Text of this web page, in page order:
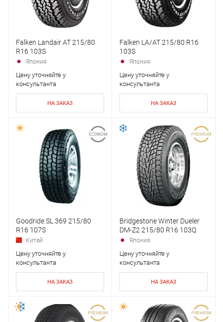
Falken Landair AT 215/80
R16 103S
Япония
Цену уточняйте у
консультанта
НА ЗАКАЗ
Falken LA/AT 215/80 R16
103S
Япония
Цену уточняйте у
консультанта
НА ЗАКАЗ
Goodride SL 369 215/80
R16 107S
Китай
Цену уточняйте у
консультанта
НА ЗАКАЗ
Bridgestone Winter Dueler
DM-Z2 215/80 R16 103Q
Япония
Цену уточняйте у
консультанта
НА ЗАКАЗ